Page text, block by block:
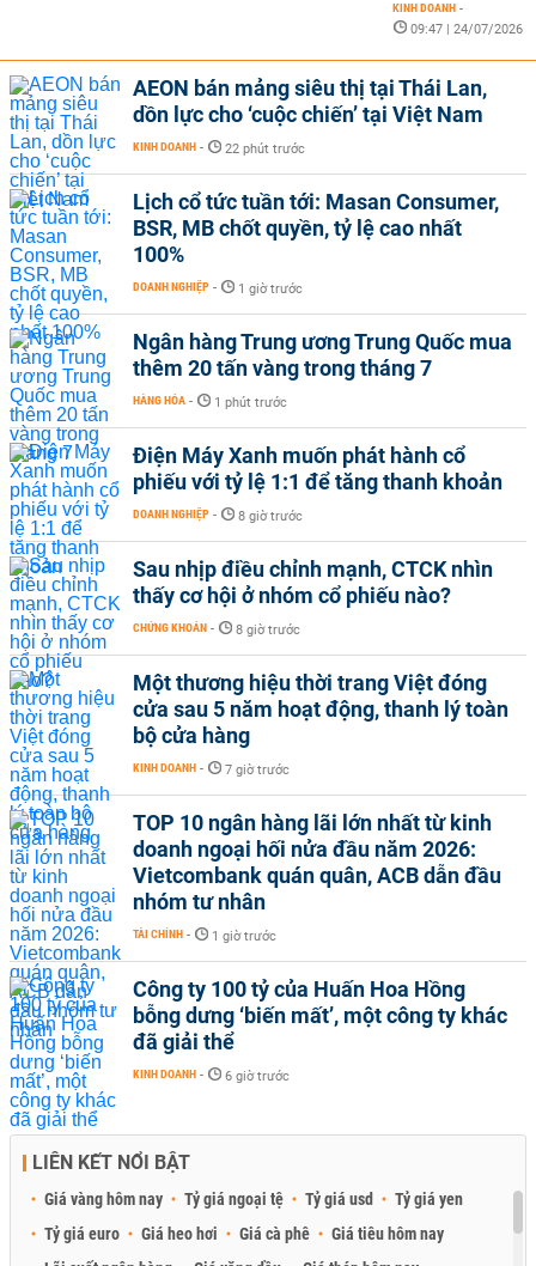
KINH DOANH -
09:47 | 24/07/2026
AEON bán mảng siêu thị tại Thái Lan,
dồn lực cho ‘cuộc chiến’ tại Việt Nam
KINH DOANH - 22 phút trước
Lịch cổ tức tuần tới: Masan Consumer,
BSR, MB chốt quyền, tỷ lệ cao nhất
100%
DOANH NGHIỆP - 1 giờ trước
Ngân hàng Trung ương Trung Quốc mua
thêm 20 tấn vàng trong tháng 7
HÀNG HÓA - 1 phút trước
Điện Máy Xanh muốn phát hành cổ
phiếu với tỷ lệ 1:1 để tăng thanh khoản
DOANH NGHIỆP - 8 giờ trước
Sau nhịp điều chỉnh mạnh, CTCK nhìn
thấy cơ hội ở nhóm cổ phiếu nào?
CHỨNG KHOÁN - 8 giờ trước
Một thương hiệu thời trang Việt đóng
cửa sau 5 năm hoạt động, thanh lý toàn
bộ cửa hàng
KINH DOANH - 7 giờ trước
TOP 10 ngân hàng lãi lớn nhất từ kinh
doanh ngoại hối nửa đầu năm 2026:
Vietcombank quán quân, ACB dẫn đầu
nhóm tư nhân
TÀI CHÍNH - 1 giờ trước
Công ty 100 tỷ của Huấn Hoa Hồng
bỗng dưng ‘biến mất’, một công ty khác
đã giải thể
KINH DOANH - 6 giờ trước
LIÊN KẾT NỔI BẬT
Giá vàng hôm nay Tỷ giá ngoại tệ Tỷ giá usd
Tỷ giá yen
Tỷ giá euro
Giá heo hơi Giá cà phê
Giá tiêu hôm nay